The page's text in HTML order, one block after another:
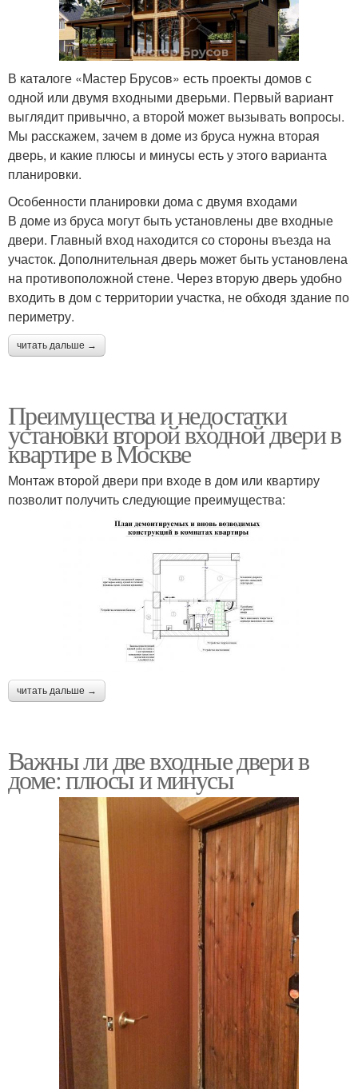
В каталоге «Мастер Брусов» есть проекты домов с
одной или двумя входными дверьми. Первый вариант
выглядит привычно, а второй может вызывать вопросы.
Мы расскажем, зачем в доме из бруса нужна вторая
дверь, и какие плюсы и минусы есть у этого варианта
планировки.
Особенности планировки дома с двумя входами
В доме из бруса могут быть установлены две входные
двери. Главный вход находится со стороны въезда на
участок. Дополнительная дверь может быть установлена
на противоположной стене. Через вторую дверь удобно
входить в дом с территории участка, не обходя здание по
периметру.
читать дальше →
Преимущества и недостатки
установки второй входной двери в
квартире в Москве
Монтаж второй двери при входе в дом или квартиру
позволит получить следующие преимущества:
читать дальше →
Важны ли две входные двери в
доме: плюсы и минусы